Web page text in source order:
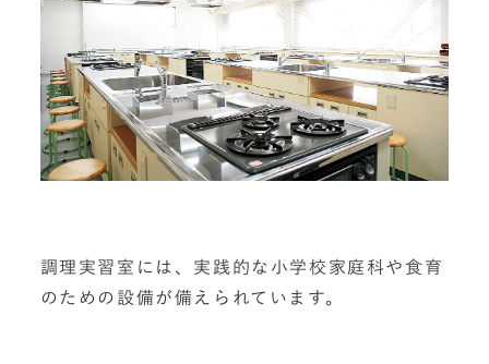
調理実習室には、実践的な小学校家庭科や食育
のための設備が備えられています。